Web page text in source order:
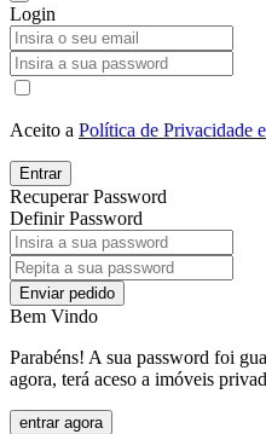
Login
Aceito a Política de Privacidade
Entrar
Recuperar Password
Definir Password
Enviar pedido
Bem Vindo
Parabéns! A sua password foi
agora, terá aceso a imóveis
entrar agora